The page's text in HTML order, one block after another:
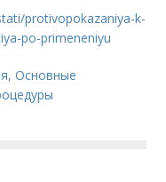
protivopokazaniya-k-
po-primeneniyu
,Основные